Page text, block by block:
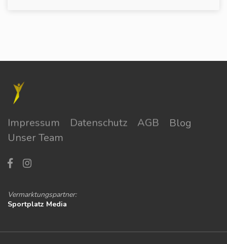
Impressum Datenschutz AGB
Blog
Unser Team
Vermarktungspartner:
Sportplatz Media